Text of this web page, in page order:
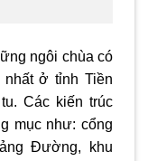
ngôi chùa có
nhất ở tỉnh Tiền
Các kiến trúc
mục như: cổng
Đường, khu